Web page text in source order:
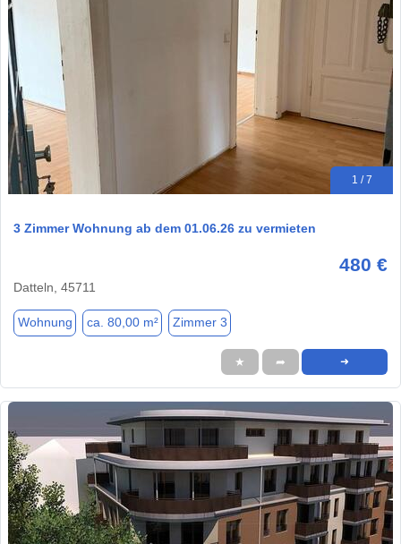
1 / 7
3 Zimmer Wohnung ab dem 01.06.26 zu vermieten
480 €
Datteln, 45711
Wohnung ca. 80,00 m² Zimmer 3
★ ➦ ➜